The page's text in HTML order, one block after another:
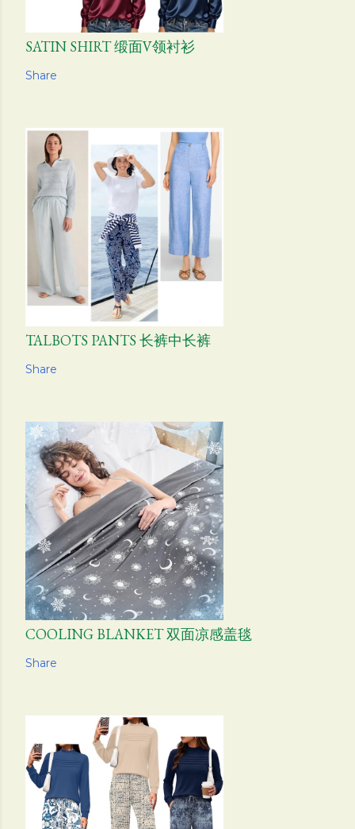
SATIN SHIRT 缎面V领衬衫
Share
TALBOTS PANTS 长裤中长裤
Share
COOLING BLANKET 双面凉感盖毯
Share